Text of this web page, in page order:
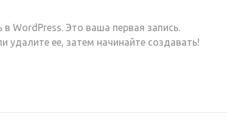
WordPress. Это ваша первая запись.
удалите ее, затем начинайте создавать!